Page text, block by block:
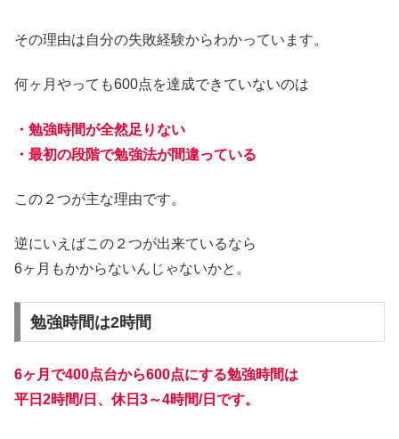
その理由は自分の失敗経験からわかっています。
何ヶ月やっても600点を達成できていないのは
・勉強時間が全然足りない
・最初の段階で勉強法が間違っている
この２つが主な理由です。
逆にいえばこの２つが出来ているなら
6ヶ月もかからないんじゃないかと。
勉強時間は2時間
6ヶ月で400点台から600点にする勉強時間は
平日2時間/日、休日3～4時間/日です。